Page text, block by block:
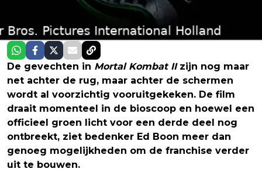
De gevechten in Mortal Kombat IIzijn nog maar
net achter de rug, maar achter de schermen
wordt al voorzichtig vooruitgekeken. De film
draait momenteel in de bioscoop en hoewel een
officieel groen licht voor een derde deel nog
ontbreekt, ziet bedenker Ed Boon meer dan
genoeg mogelijkheden om de franchise verder
uit te bouwen.